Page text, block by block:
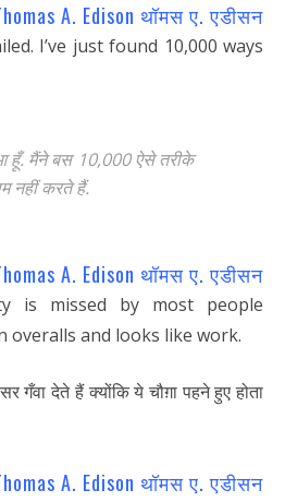
A. Edison थॉमस ए. एडीसन
I’ve just found 10,000 ways
मैंने बस 10,000 ऐसे तरीके
नहीं करते हैं.
A. Edison थॉमस ए. एडीसन
is missed by most people
overalls and looks like work.
गँवा देते हैं क्योंकि ये चौग़ा पहने हुए होता
A. Edison थॉमस ए. एडीसन